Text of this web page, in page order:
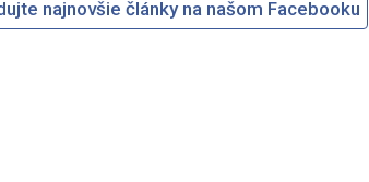
najnovšie články na našom Facebooku